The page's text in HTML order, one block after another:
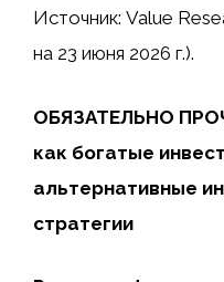
Источник: Value
на 23 июня 2026 г.).
ОБЯЗАТЕЛЬНО
как богатые
альтернативные
стратегии